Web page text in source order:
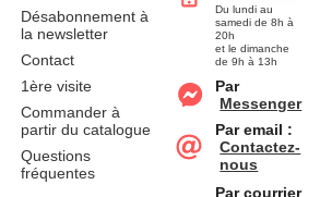
Désabonnement à
la newsletter
Contact
1ère visite
Commander à
partir du catalogue
Questions
fréquentes
Du lundi au
samedi de 8h à
20h
et le dimanche
de 9h à 13h
Par
Messenger
Par email :
Contactez-
nous
Par courrier